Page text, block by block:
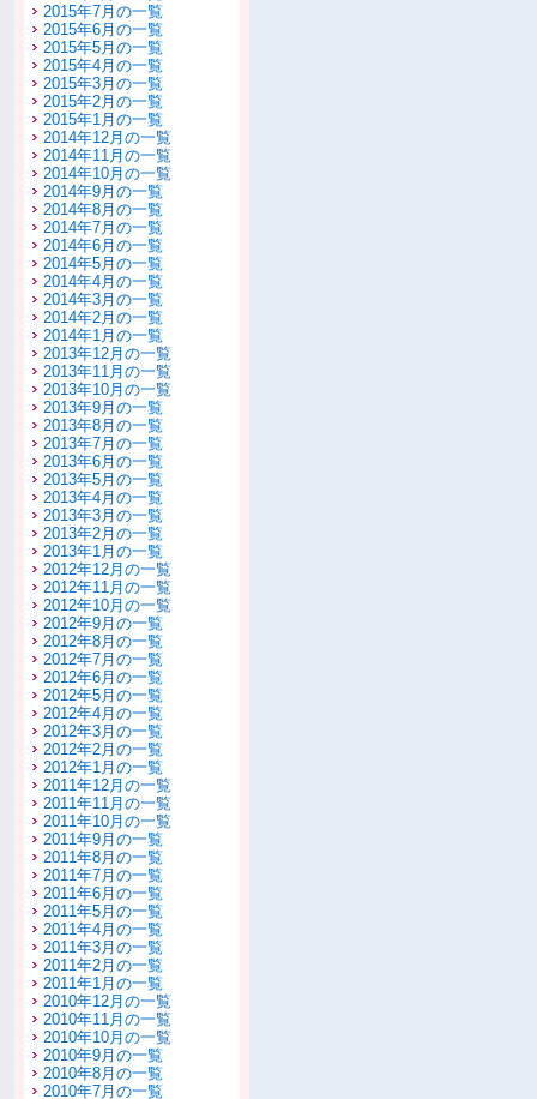
2015年7月の一覧
2015年6月の一覧
2015年5月の一覧
2015年4月の一覧
2015年3月の一覧
2015年2月の一覧
2015年1月の一覧
2014年12月の一覧
2014年11月の一覧
2014年10月の一覧
2014年9月の一覧
2014年8月の一覧
2014年7月の一覧
2014年6月の一覧
2014年5月の一覧
2014年4月の一覧
2014年3月の一覧
2014年2月の一覧
2014年1月の一覧
2013年12月の一覧
2013年11月の一覧
2013年10月の一覧
2013年9月の一覧
2013年8月の一覧
2013年7月の一覧
2013年6月の一覧
2013年5月の一覧
2013年4月の一覧
2013年3月の一覧
2013年2月の一覧
2013年1月の一覧
2012年12月の一覧
2012年11月の一覧
2012年10月の一覧
2012年9月の一覧
2012年8月の一覧
2012年7月の一覧
2012年6月の一覧
2012年5月の一覧
2012年4月の一覧
2012年3月の一覧
2012年2月の一覧
2012年1月の一覧
2011年12月の一覧
2011年11月の一覧
2011年10月の一覧
2011年9月の一覧
2011年8月の一覧
2011年7月の一覧
2011年6月の一覧
2011年5月の一覧
2011年4月の一覧
2011年3月の一覧
2011年2月の一覧
2011年1月の一覧
2010年12月の一覧
2010年11月の一覧
2010年10月の一覧
2010年9月の一覧
2010年8月の一覧
2010年7月の一覧